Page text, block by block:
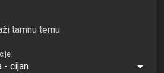
tehnologije u poslovanju 1.2 (PITUP)
Sisak (PITUP 1.2)
centar Križevci
centar Zabok
tamnu temu
- cijan